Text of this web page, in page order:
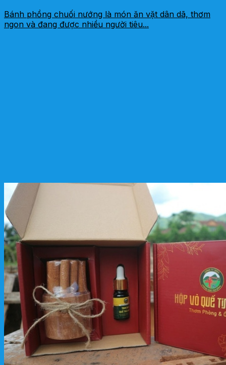
Bánh phồng chuối nướng là món ăn vặt dân dã, thơm
ngon và đang được nhiều người tiêu...